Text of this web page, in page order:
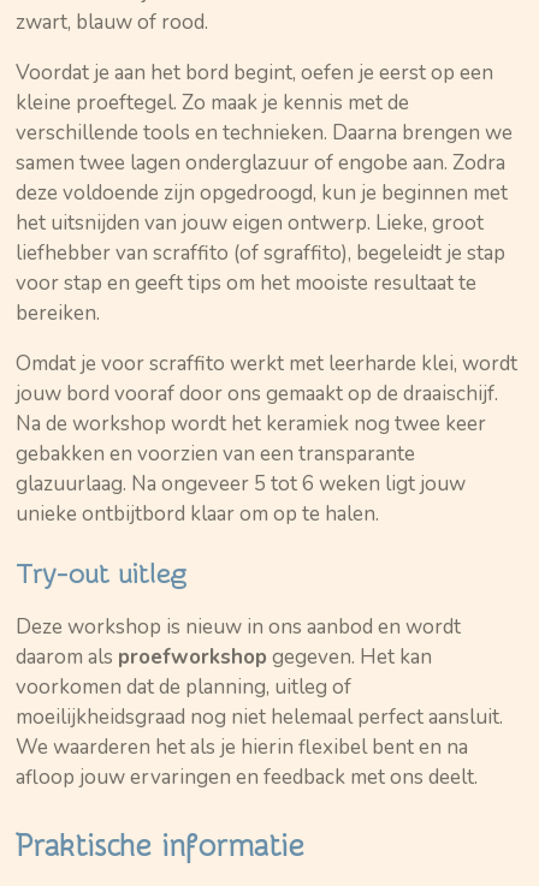
zwart, blauw of rood.
Voordat je aan het bord begint, oefen je eerst op een
kleine proeftegel. Zo maak je kennis met de
verschillende tools en technieken. Daarna brengen we
samen twee lagen onderglazuur of engobe aan. Zodra
deze voldoende zijn opgedroogd, kun je beginnen met
het uitsnijden van jouw eigen ontwerp. Lieke, groot
liefhebber van scraffito (of sgraffito), begeleidt je stap
voor stap en geeft tips om het mooiste resultaat te
bereiken.
Omdat je voor scraffito werkt met leerharde klei, wordt
jouw bord vooraf door ons gemaakt op de draaischijf.
Na de workshop wordt het keramiek nog twee keer
gebakken en voorzien van een transparante
glazuurlaag. Na ongeveer 5 tot 6 weken ligt jouw
unieke ontbijtbord klaar om op te halen.
Try-out uitleg
Deze workshop is nieuw in ons aanbod en wordt
daarom als proefworkshop gegeven. Het kan
voorkomen dat de planning, uitleg of
moeilijkheidsgraad nog niet helemaal perfect aansluit.
We waarderen het als je hierin flexibel bent en na
afloop jouw ervaringen en feedback met ons deelt.
Praktische informatie